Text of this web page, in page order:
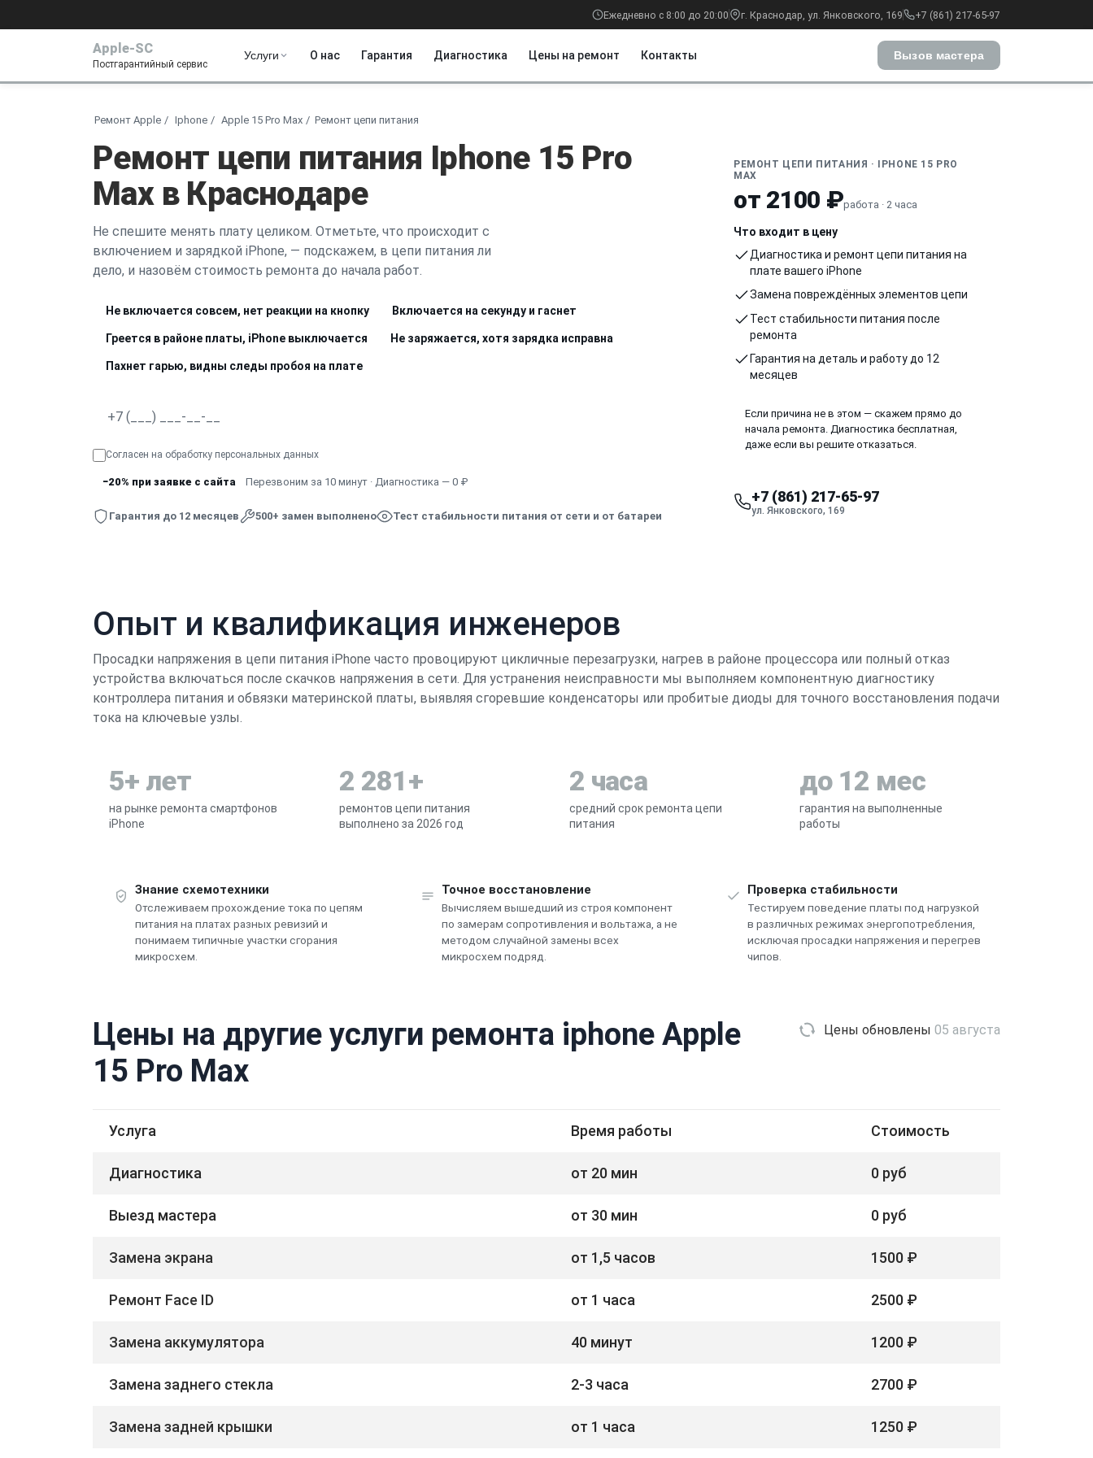
Ежедневно с 8:00 до 20:00 г. Краснодар, ул. Янковского, 169 +7 (861) 217-65-97
Apple-SC
Постгарантийный сервис
Услуги О нас Гарантия Диагностика Цены на ремонт Контакты Вызов мастера
Ремонт Apple Iphone Apple 15 Pro Max Ремонт цепи питания
Ремонт цепи питания Iphone 15 Pro
Max в Краснодаре
Не спешите менять плату целиком. Отметьте, что происходит с
включением и зарядкой iPhone, — подскажем, в цепи питания ли
дело, и назовём стоимость ремонта до начала работ.
Не включается совсем, нет реакции на кнопку Включается на секунду и гаснет
Греется в районе платы, iPhone выключается Не заряжается, хотя зарядка исправна
Пахнет гарью, видны следы пробоя на плате
Согласен на обработку персональных данных
−20% при заявке с сайта Перезвоним за 10 минут · Диагностика — 0 ₽
Гарантия до 12 месяцев 500+ замен выполнено Тест стабильности питания от сети и от батареи
РЕМОНТ ЦЕПИ ПИТАНИЯ · IPHONE 15 PRO
MAX
от 2100 ₽работа · 2 часа
Что входит в цену
Диагностика и ремонт цепи питания на
плате вашего iPhone
Замена повреждённых элементов цепи
Тест стабильности питания после
ремонта
Гарантия на деталь и работу до 12
месяцев
Если причина не в этом — скажем прямо до
начала ремонта. Диагностика бесплатная,
даже если вы решите отказаться.
+7 (861) 217-65-97
ул. Янковского, 169
Опыт и квалификация инженеров
Просадки напряжения в цепи питания iPhone часто провоцируют цикличные перезагрузки, нагрев в районе процессора или полный отказ
устройства включаться после скачков напряжения в сети. Для устранения неисправности мы выполняем компонентную диагностику
контроллера питания и обвязки материнской платы, выявляя сгоревшие конденсаторы или пробитые диоды для точного восстановления подачи
тока на ключевые узлы.
5+ лет
на рынке ремонта смартфонов
iPhone
2 281+
ремонтов цепи питания
выполнено за 2026 год
2 часа
средний срок ремонта цепи
питания
до 12 мес
гарантия на выполненные
работы
Знание схемотехники
Отслеживаем прохождение тока по цепям
питания на платах разных ревизий и
понимаем типичные участки сгорания
микросхем.
Точное восстановление
Вычисляем вышедший из строя компонент
по замерам сопротивления и вольтажа, а не
методом случайной замены всех
микросхем подряд.
Проверка стабильности
Тестируем поведение платы под нагрузкой
в различных режимах энергопотребления,
исключая просадки напряжения и перегрев
чипов.
Цены на другие услуги ремонта iphone Apple
15 Pro Max
Цены обновлены 05 августа
Услуга Время работы Стоимость
Диагностика от 20 мин 0 руб
Выезд мастера от 30 мин 0 руб
Замена экрана от 1,5 часов 1500 ₽
Ремонт Face ID от 1 часа 2500 ₽
Замена аккумулятора 40 минут 1200 ₽
Замена заднего стекла 2-3 часа 2700 ₽
Замена задней крышки от 1 часа 1250 ₽